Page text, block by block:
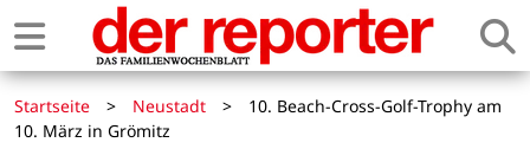
Startseite > Neustadt >
10. Beach-Cross-Golf-Trophy am
10. März in Grömitz